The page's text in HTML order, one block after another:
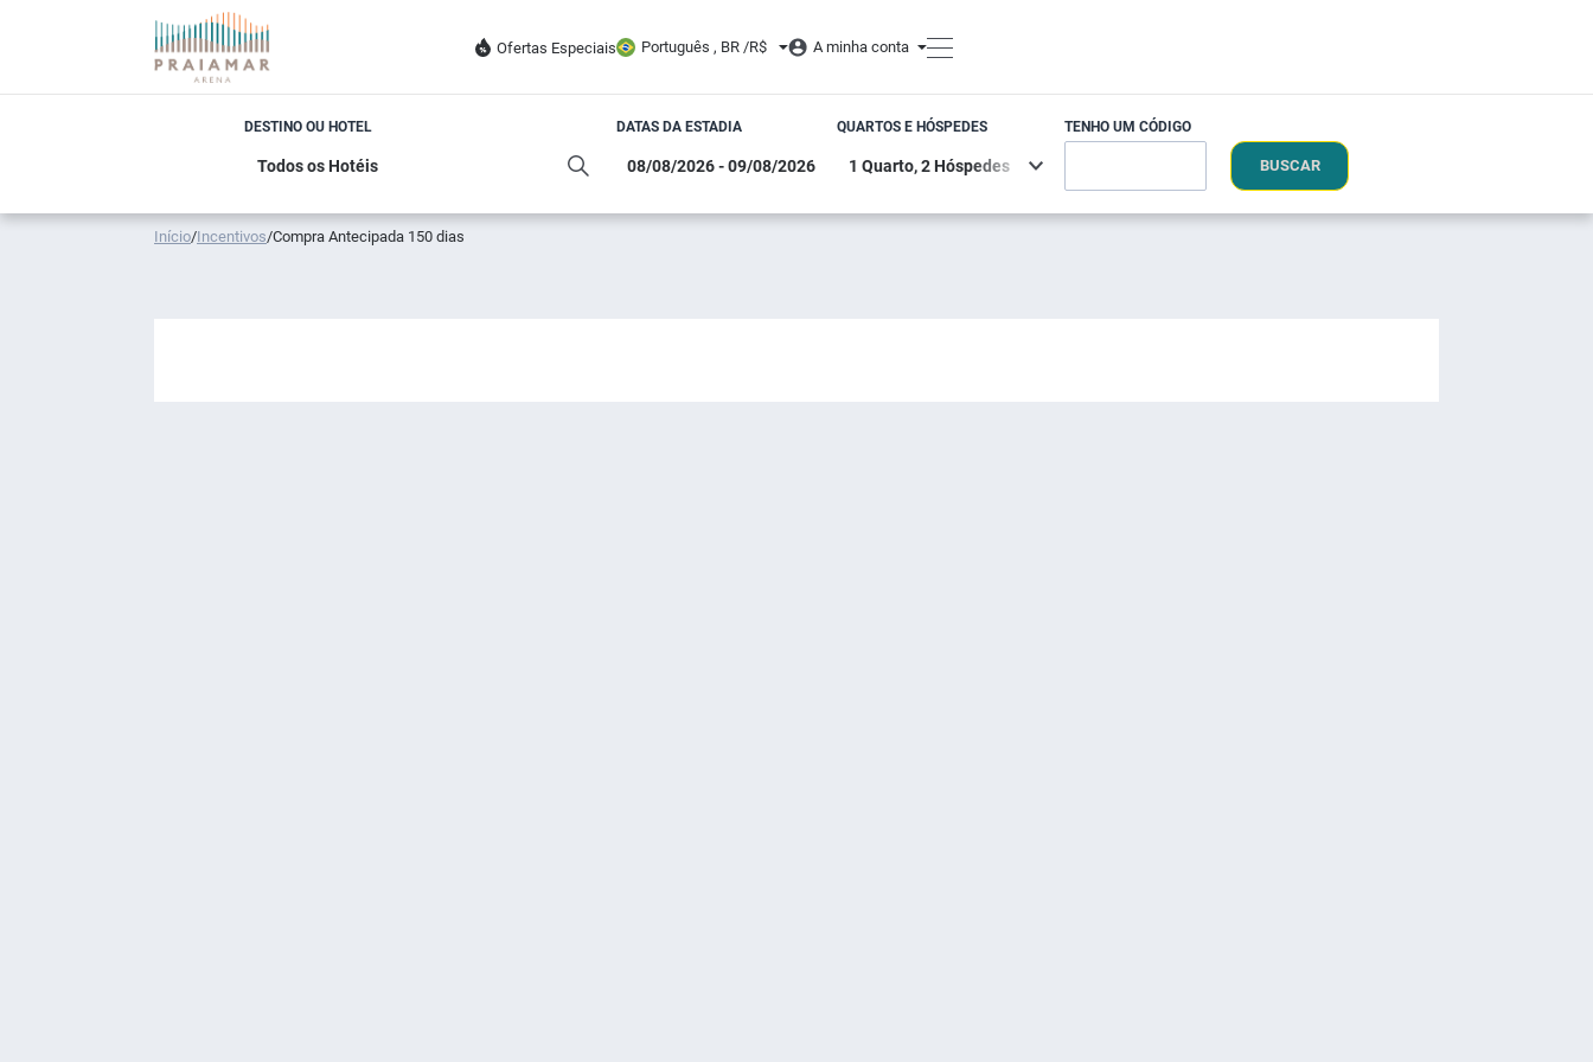
Ofertas Especiais Português , BR /R$ A minha conta
DESTINO OU HOTEL DATAS DA ESTADIA QUARTOS E HÓSPEDES TENHO UM CÓDIGO
BUSCAR
Início/Incentivos/Compra Antecipada 150 dias